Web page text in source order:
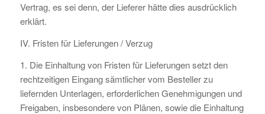
Vertrag, es sei denn, der Lieferer hätte dies ausdrücklich
erklärt.
IV. Fristen für Lieferungen / Verzug
1. Die Einhaltung von Fristen für Lieferungen setzt den
rechtzeitigen Eingang sämtlicher vom Besteller zu
liefernden Unterlagen, erforderlichen Genehmigungen und
Freigaben, insbesondere von Plänen, sowie die Einhaltung